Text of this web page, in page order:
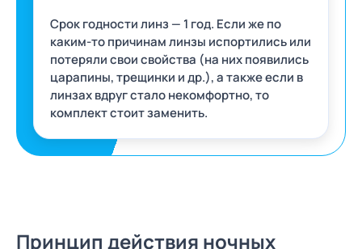
Срок годности линз — 1 год. Если же по
каким-то причинам линзы испортились или
потеряли свои свойства (на них появились
царапины, трещинки и др.), а также если в
линзах вдруг стало некомфортно, то
комплект стоит заменить.
Принцип действия ночных